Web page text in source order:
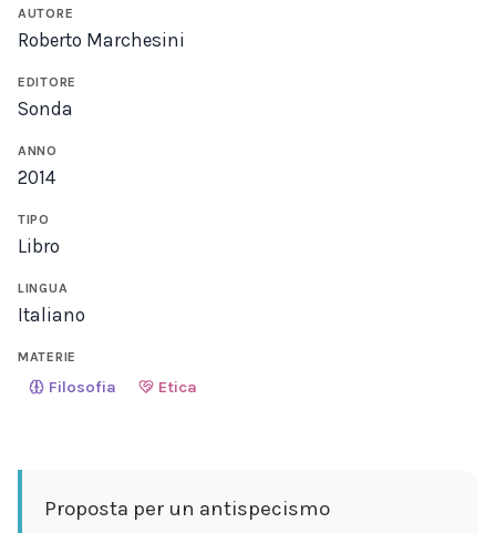
AUTORE
Roberto Marchesini
EDITORE
Sonda
ANNO
2014
TIPO
Libro
LINGUA
Italiano
MATERIE
Filosofia Etica
Proposta per un antispecismo